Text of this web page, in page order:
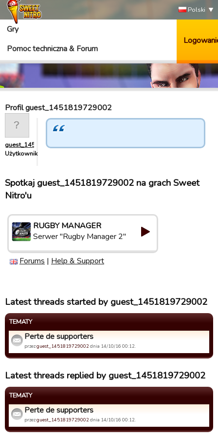
Polski
Gry
Pomoc techniczna & Forum
Profil guest_1451819729002
guest_1451819729002
Użytkownik
Spotkaj guest_1451819729002 na grach Sweet
Nitro'u
RUGBY MANAGER
Serwer "Rugby Manager 2"
Forums | Help & Support
Latest threads started by guest_1451819729002
TEMATY
Perte de supporters
przezguest_1451819729002dnia 14/10/16 00:12.
Latest threads replied by guest_1451819729002
TEMATY
Perte de supporters
przezguest_1451819729002dnia 14/10/16 00:12.